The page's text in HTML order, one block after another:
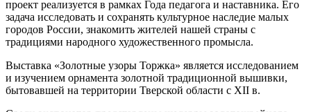
проект реализуется в рамках Года педагога и наставника. Его
задача исследовать и сохранять культурное наследие малых
городов России, знакомить жителей нашей страны с
традициями народного художественного промысла.
Выставка «Золотные узоры Торжка» является исследованием
и изучением орнамента золотной традиционной вышивки,
бытовавшей на территории Тверской области с XII в.